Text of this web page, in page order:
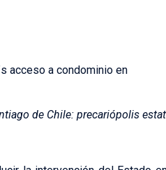
acceso a condominio en
de Chile: precariópolis